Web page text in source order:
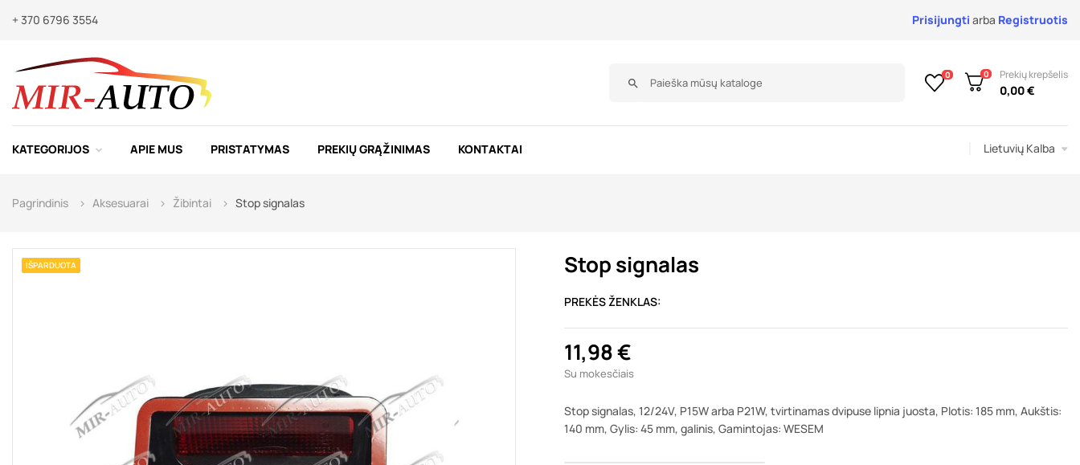
+ 370 6796 3554 Prisijungti arba Registruotis
search
0 0 Prekių krepšelis
0,00 €
KATEGORIJOS APIE MUS PRISTATYMAS PREKIŲ GRĄŽINIMAS KONTAKTAI Lietuvių Kalba
Pagrindinis Aksesuarai Žibintai Stop signalas
IŠPARDUOTA Stop signalas
PREKĖS ŽENKLAS:
11,98 €
Su mokesčiais
Stop signalas, 12/24V, P15W arba P21W, tvirtinamas dvipuse lipnia juosta, Plotis: 185 mm, Aukštis:
140 mm, Gylis: 45 mm, galinis, Gamintojas: WESEM